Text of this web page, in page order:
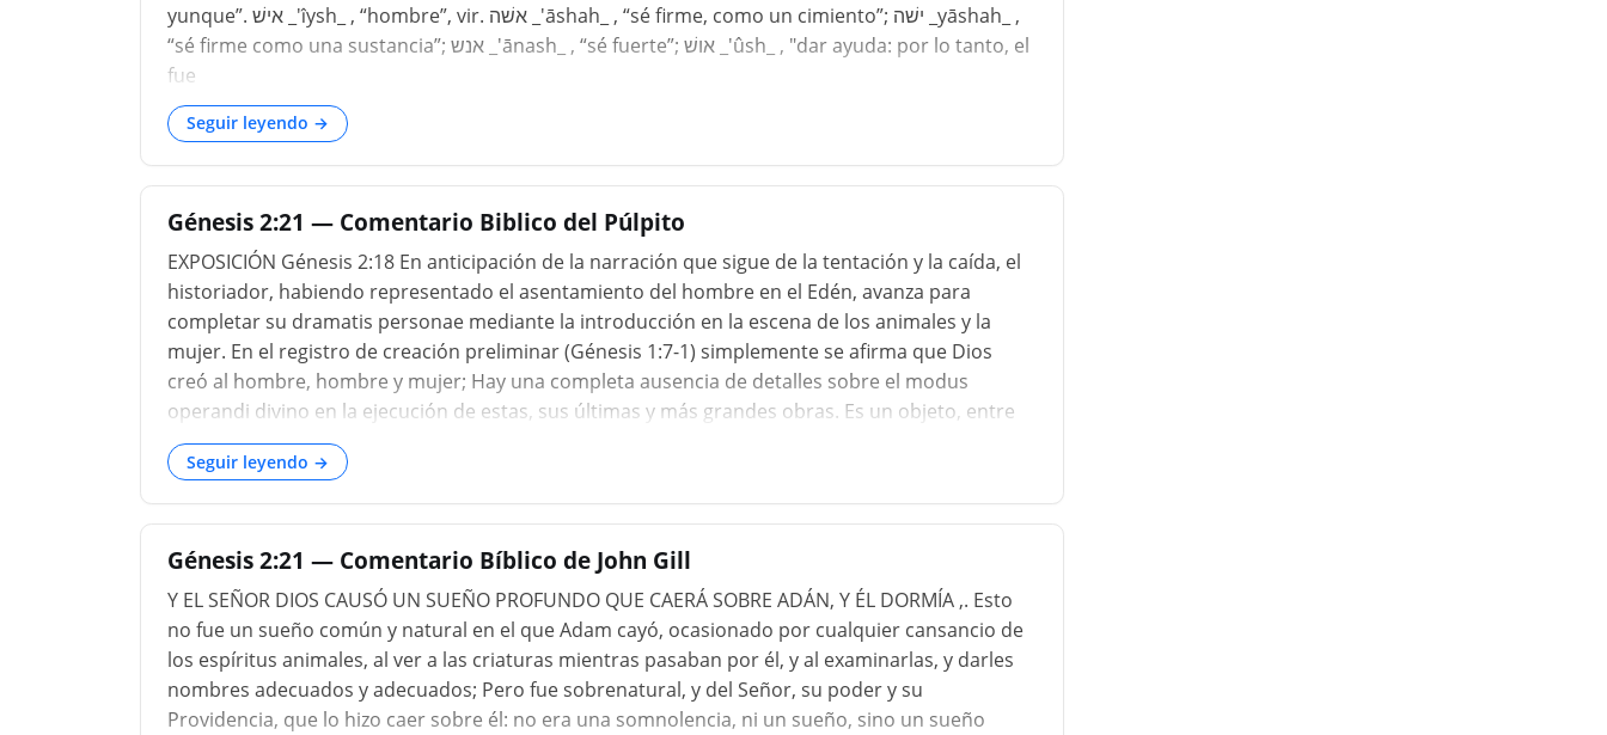
yunque”. אישׁ _'ı̂ysh_ , “hombre”, vir. אשׁה _'āshah_ , “sé firme, como un cimiento”; ישׁה _yāshah_ ,
“sé firme como una sustancia”; אנש _'ānash_ , “sé fuerte”; אושׁ _'ûsh_ , "dar ayuda: por lo tanto, el
fue
Seguir leyendo →
Génesis 2:21 — Comentario Biblico del Púlpito
EXPOSICIÓN Génesis 2:18 En anticipación de la narración que sigue de la tentación y la caída, el
historiador, habiendo representado el asentamiento del hombre en el Edén, avanza para
completar su dramatis personae mediante la introducción en la escena de los animales y la
mujer. En el registro de creación preliminar (Génesis 1:7-1) simplemente se afirma que Dios
creó al hombre, hombre y mujer; Hay una completa ausencia de detalles sobre el modus
operandi divino en la ejecución de estas, sus últimas y más grandes obras. Es un objeto, entre
otros, de la segunda parte de la historia proporcionar esos detalles. Con respecto al hombre
(Adán), en los versos anteriores se ha dado una explicación de su formación, a la vez minuciosa
y exhaustiva ...
Seguir leyendo →
Génesis 2:21 — Comentario Bíblico de John Gill
Y EL SEÑOR DIOS CAUSÓ UN SUEÑO PROFUNDO QUE CAERÁ SOBRE ADÁN, Y ÉL DORMÍA ,. Esto
no fue un sueño común y natural en el que Adam cayó, ocasionado por cualquier cansancio de
los espíritus animales, al ver a las criaturas mientras pasaban por él, y al examinarlas, y darles
nombres adecuados y adecuados; Pero fue sobrenatural, y del Señor, su poder y su
Providencia, que lo hizo caer sobre él: no era una somnolencia, ni un sueño, sino un sueño